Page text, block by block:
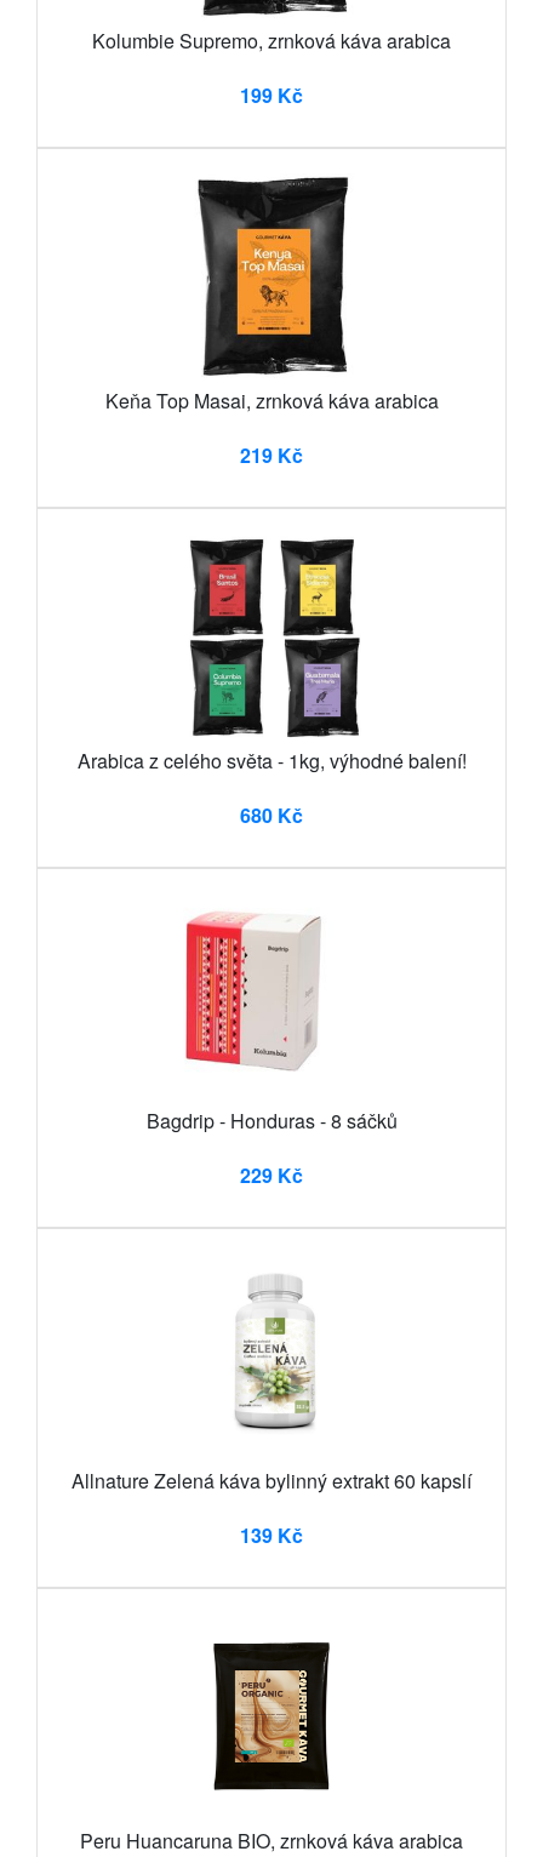
Kolumbie Supremo, zrnková káva arabica
199 Kč
Keňa Top Masai, zrnková káva arabica
219 Kč
Arabica z celého světa - 1kg, výhodné balení!
680 Kč
Bagdrip - Honduras - 8 sáčků
229 Kč
Allnature Zelená káva bylinný extrakt 60 kapslí
139 Kč
Peru Huancaruna BIO, zrnková káva arabica